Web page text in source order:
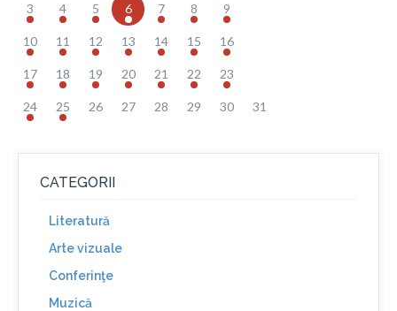
3 4 5 6 7 8 9
10 11 12 13 14 15 16
17 18 19 20 21 22 23
24 25 26 27 28 29 30 31
CATEGORII
Literatură
Arte vizuale
Conferinţe
Muzică